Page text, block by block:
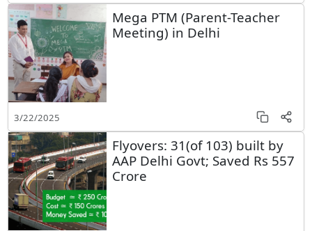
Mega PTM (Parent-Teacher
Meeting) in Delhi
3/22/2025
Flyovers: 31(of 103) built by
AAP Delhi Govt; Saved Rs 557
Crore